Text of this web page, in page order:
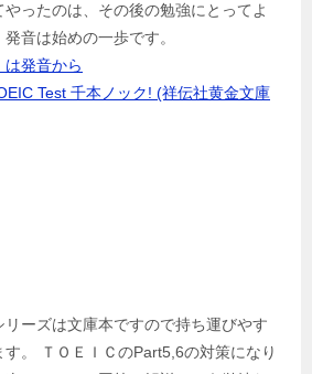
ったのは、その後の勉強にとってよ
音は始めの一歩です。
発音から
Test 千本ノック! (祥伝社黄金文庫
ーズは文庫本ですので持ち運びやす
す。 ＴＯＥＩＣのPart5,6の対策になり